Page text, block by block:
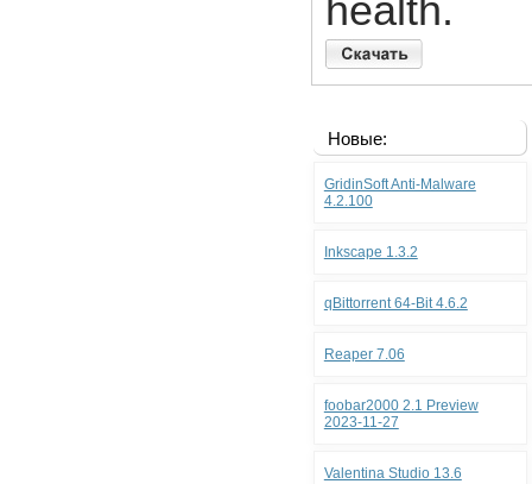
health.
Новые:
GridinSoft Anti-Malware
4.2.100
Inkscape 1.3.2
qBittorrent 64-Bit 4.6.2
Reaper 7.06
foobar2000 2.1 Preview
2023-11-27
Valentina Studio 13.6